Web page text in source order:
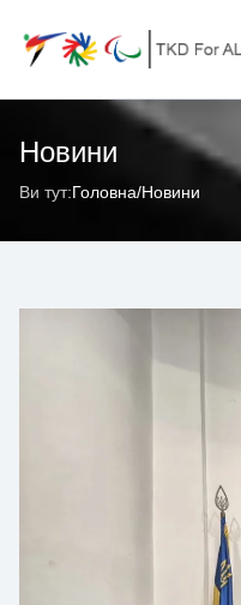
Новини
Ви тут: Головна/Новини